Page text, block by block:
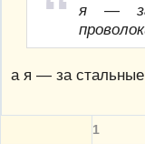
я — за
а я — за
1